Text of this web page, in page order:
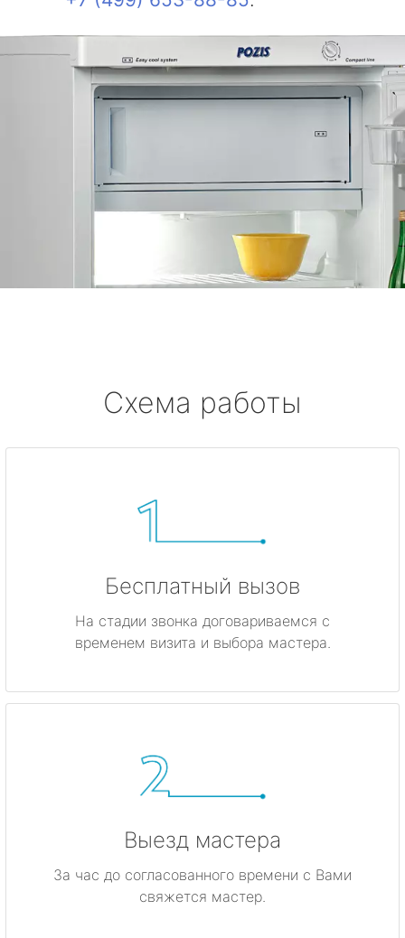
Схема работы
Бесплатный вызов
На стадии звонка договариваемся с
временем визита и выбора мастера.
Выезд мастера
За час до согласованного времени с Вами
свяжется мастер.